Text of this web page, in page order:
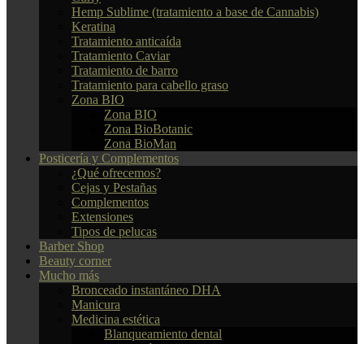
Hemp Sublime (tratamiento a base de Cannabis)
Keratina
Tratamiento anticaída
Tratamiento Caviar
Tratamiento de barro
Tratamiento para cabello graso
Zona BIO
Zona BIO
Zona BioBotanic
Zona BioMan
Posticería y Complementos
¿Qué ofrecemos?
Cejas y Pestañas
Complementos
Extensiones
Tipos de pelucas
Barber Shop
Beauty corner
Mucho más
Bronceado instantáneo DHA
Manicura
Medicina estética
Blanqueamiento dental